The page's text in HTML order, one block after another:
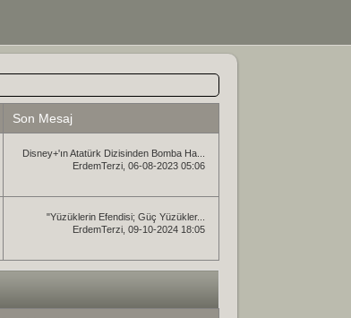
Son Mesaj
Disney+'ın Atatürk Dizisinden Bomba Ha...
ErdemTerzi , 06-08-2023 05:06
"Yüzüklerin Efendisi; Güç Yüzükler...
ErdemTerzi , 09-10-2024 18:05